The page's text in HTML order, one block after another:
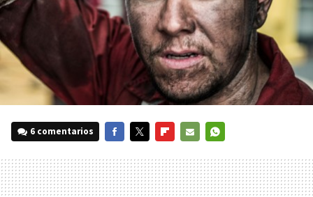
6 comentarios
MAIL